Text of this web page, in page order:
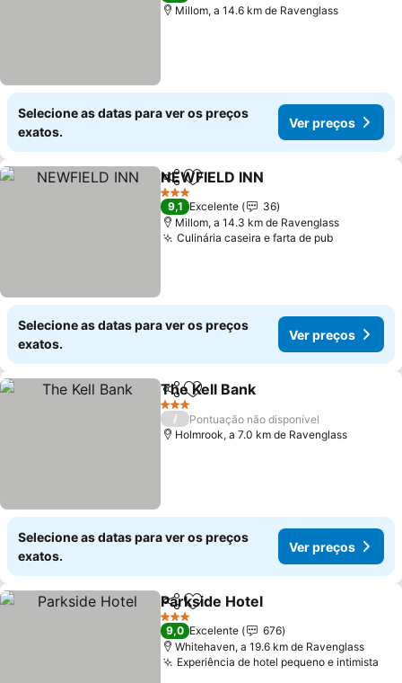
Millom, a 14.6 km de Ravenglass
Selecione as datas para ver os preços
exatos.
Ver preços
PartilharAdicionar aos favoritos
NEWFIELD INN
3 Estrelas
9,1 Excelente
36
Millom, a 14.3 km de Ravenglass
Culinária caseira e farta de pub
Selecione as datas para ver os preços
exatos.
Ver preços
PartilharAdicionar aos favoritos
The Kell Bank
3 Estrelas
/
Pontuação não disponível
Holmrook, a 7.0 km de Ravenglass
Selecione as datas para ver os preços
exatos.
Ver preços
PartilharAdicionar aos favoritos
Parkside Hotel
3 Estrelas
9,0 Excelente
676
Whitehaven, a 19.6 km de Ravenglass
Experiência de hotel pequeno e intimista